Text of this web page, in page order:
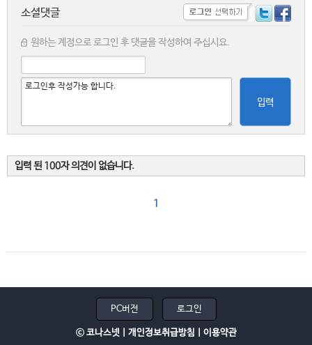
소셜댓글
원하는 계정으로 로그인 후 댓글을 작성하여 주십시요.
입력
입력 된 100자 의견이 없습니다.
1
PC버전 로그인
ⓒ 코나스넷 | 개인정보취급방침 이용약관